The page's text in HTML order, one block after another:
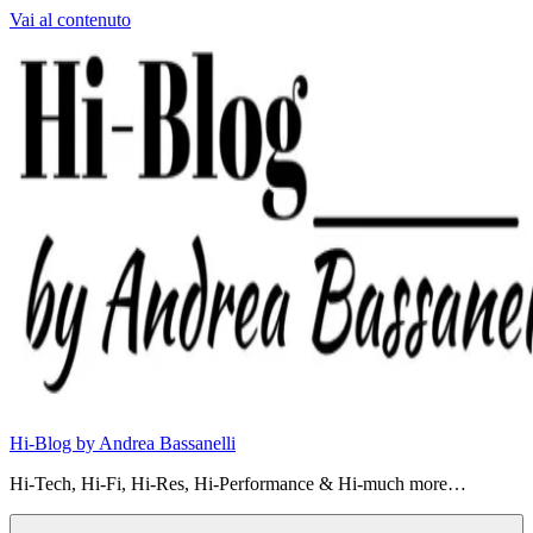
Vai al contenuto
Hi-Blog by Andrea Bassanelli
Hi-Tech, Hi-Fi, Hi-Res, Hi-Performance & Hi-much more…